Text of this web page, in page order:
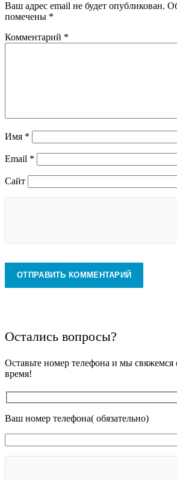
Ваш адрес email не будет опубликован.
помечены *
Комментарий *
Имя *
Email *
Сайт
Остались вопросы?
Оставьте номер телефона и мы
время!
Ваш номер телефона( обязательно)